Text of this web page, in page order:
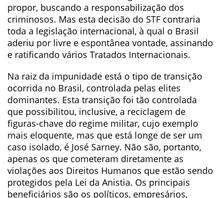
propor, buscando a responsabilização dos
criminosos. Mas esta decisão do STF contraria
toda a legislação internacional, à qual o Brasil
aderiu por livre e espontânea vontade, assinando
e ratificando vários Tratados Internacionais.
Na raiz da impunidade está o tipo de transição
ocorrida no Brasil, controlada pelas elites
dominantes. Esta transição foi tão controlada
que possibilitou, inclusive, a reciclagem de
figuras-chave do regime militar, cujo exemplo
mais eloquente, mas que está longe de ser um
caso isolado, é José Sarney. Não são, portanto,
apenas os que cometeram diretamente as
violações aos Direitos Humanos que estão sendo
protegidos pela Lei da Anistia. Os principais
beneficiários são os políticos, empresários,